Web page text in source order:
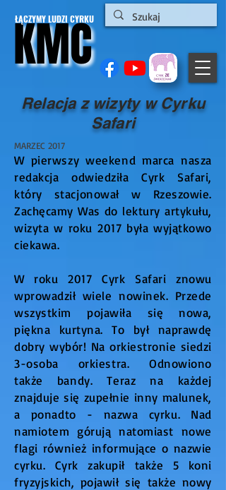
KMC
KMC
ŁĄCZYMY LUDZI CYRKU
Relacja z wizyty w Cyrku
Safari
MARZEC 2017
W pierwszy weekend marca nasza
redakcja odwiedziła Cyrk Safari,
który stacjonował w Rzeszowie.
Zachęcamy Was do lektury artykułu,
wizyta w roku 2017 była wyjątkowo
ciekawa.
W roku 2017 Cyrk Safari znowu
wprowadził wiele nowinek. Przede
wszystkim pojawiła się nowa,
piękna kurtyna. To był naprawdę
dobry wybór! Na orkiestronie siedzi
3-osoba orkiestra. Odnowiono
także bandy. Teraz na każdej
znajduje się zupełnie inny malunek,
a ponadto - nazwa cyrku. Nad
namiotem górują natomiast nowe
flagi również informujące o nazwie
cyrku. Cyrk zakupił także 5 koni
fryzyjskich, pojawił się także nowy